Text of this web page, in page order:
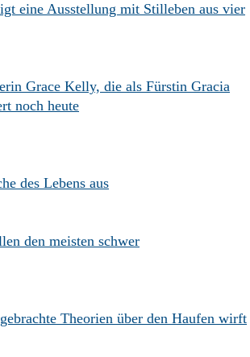
eine Ausstellung mit Stilleben aus vier
Grace Kelly, die als Fürstin Gracia
noch heute
des Lebens aus
den meisten schwer
Theorien über den Haufen wirft